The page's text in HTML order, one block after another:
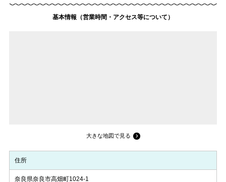
基本情報（営業時間・アクセス等について）
大きな地図で見る
住所
奈良県奈良市高畑町1024-1